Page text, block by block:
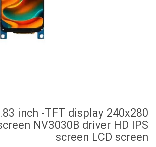
inch -TFT display 240x280
NV3030B driver HD IPS
screen LCD screen